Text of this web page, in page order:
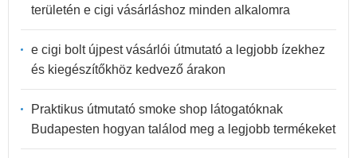
területén e cigi vásárláshoz minden alkalomra
e cigi bolt újpest vásárlói útmutató a legjobb ízekhez
és kiegészítőkhöz kedvező árakon
Praktikus útmutató smoke shop látogatóknak
Budapesten hogyan találod meg a legjobb termékeket